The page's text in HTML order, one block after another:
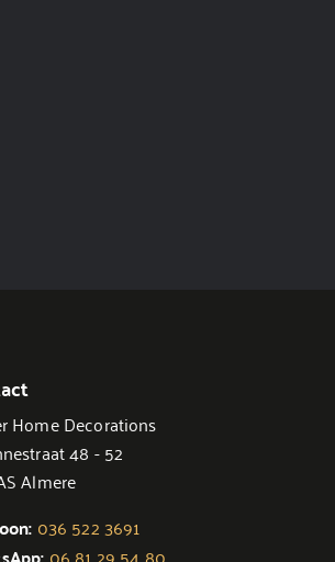
Home Decorations
48 - 52
Almere
036 522 3691